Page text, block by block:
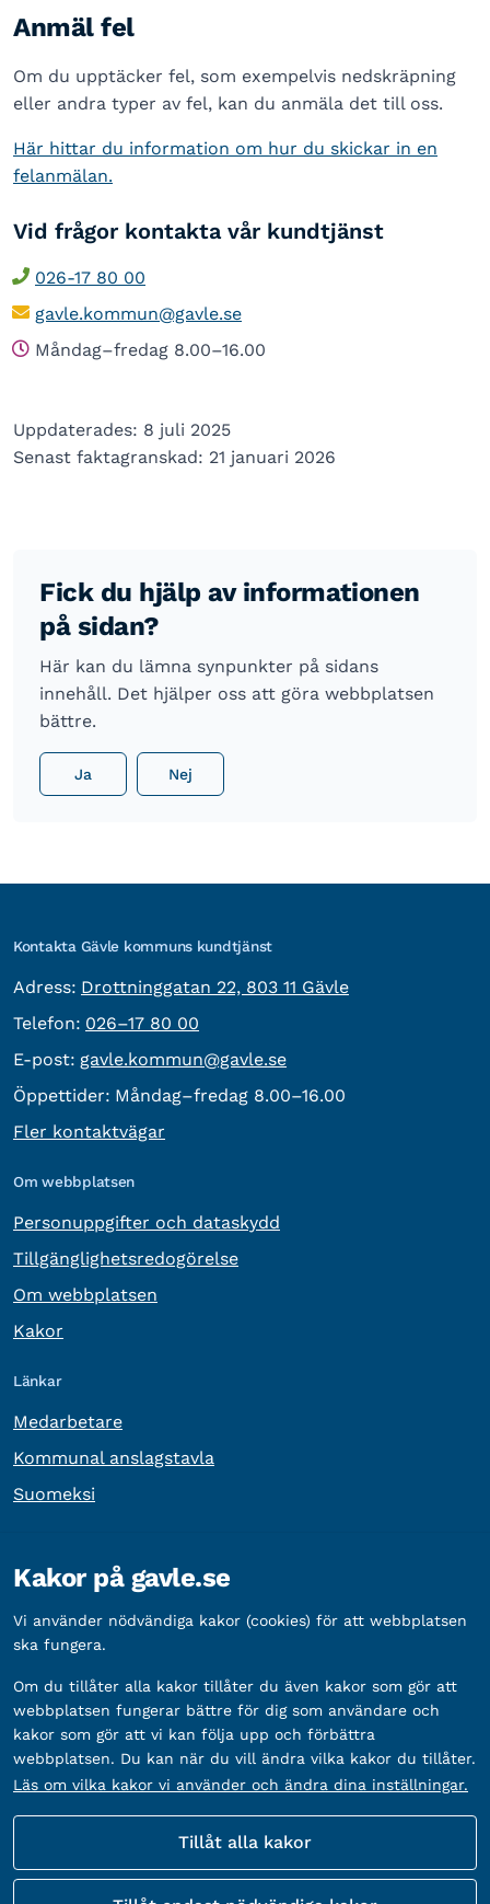
Anmäl fel
Om du upptäcker fel, som exempelvis nedskräpning
eller andra typer av fel, kan du anmäla det till oss.
Här hittar du information om hur du skickar in en
felanmälan.
Vid frågor kontakta vår kundtjänst
026-17 80 00
gavle.kommun@gavle.se
Måndag–fredag 8.00–16.00
Uppdaterades: 8 juli 2025
Senast faktagranskad: 21 januari 2026
Fick du hjälp av informationen
på sidan?
Här kan du lämna synpunkter på sidans
innehåll. Det hjälper oss att göra webbplatsen
bättre.
Ja Nej
Kontakta Gävle kommuns kundtjänst
Adress: besöksadress:
Drottninggatan 22, 803 11 Gävle
Telefon: Telefon:
026–17 80 00
E-post: E-post:
gavle.kommun@gavle.se
Öppettider: Måndag–fredag 8.00–16.00
Fler kontaktvägar
Om webbplatsen
Personuppgifter och dataskydd
Tillgänglighetsredogörelse
Om webbplatsen
Kakor
Länkar
Medarbetare
Kommunal anslagstavla
Suomeksi
Organisationsnummer: 212000-2338
Bankgironummer: 5888-2333
Kakor på gavle.se
Vi använder nödvändiga kakor (cookies) för att webbplatsen
ska fungera.
Om du tillåter alla kakor tillåter du även kakor som gör att
webbplatsen fungerar bättre för dig som användare och
kakor som gör att vi kan följa upp och förbättra
webbplatsen. Du kan när du vill ändra vilka kakor du tillåter.
Läs om vilka kakor vi använder och ändra dina inställningar.
Tillåt alla kakor